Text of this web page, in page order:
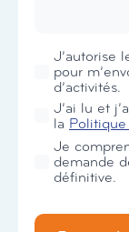
Newsletter
J’autorise
pour
d’activités.
RGPD
J’ai lu et
la
Je
demande de
définitive.